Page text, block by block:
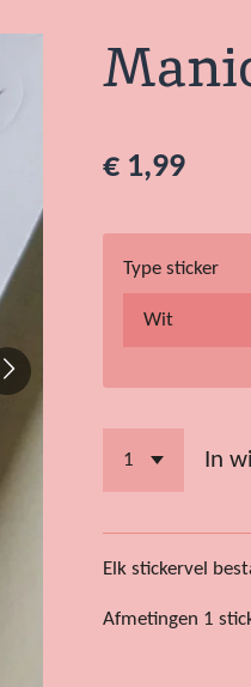
€ 1,99
Type sticker
In
Elk stickervel
Afmetingen 1